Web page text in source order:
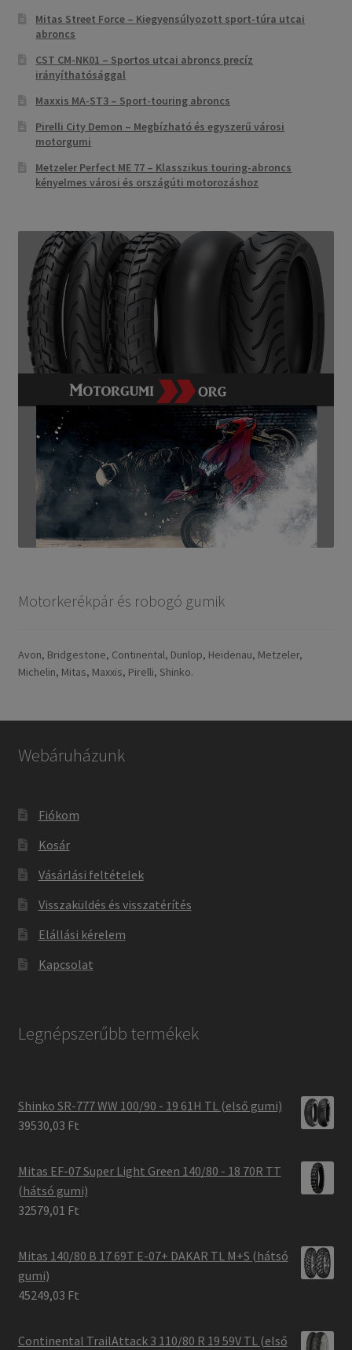
Mitas Street Force – Kiegyensúlyozott sport-túra utcai
abroncs
CST CM-NK01 – Sportos utcai abroncs precíz
irányíthatósággal
Maxxis MA-ST3 – Sport-touring abroncs
Pirelli City Demon – Megbízható és egyszerű városi
motorgumi
Metzeler Perfect ME 77 – Klasszikus touring-abroncs
kényelmes városi és országúti motorozáshoz
Motorkerékpár és robogó gumik
Avon, Bridgestone, Continental, Dunlop, Heidenau, Metzeler,
Michelin, Mitas, Maxxis, Pirelli, Shinko.
Webáruházunk
Fiókom
Kosár
Vásárlási feltételek
Visszaküldés és visszatérítés
Elállási kérelem
Kapcsolat
Legnépszerűbb termékek
Shinko SR-777 WW 100/90 - 19 61H TL (első gumi)
39530,03 Ft
Mitas EF-07 Super Light Green 140/80 - 18 70R TT
(hátsó gumi)
32579,01 Ft
Mitas 140/80 B 17 69T E-07+ DAKAR TL M+S (hátsó
gumi)
45249,03 Ft
Continental TrailAttack 3 110/80 R 19 59V TL (első